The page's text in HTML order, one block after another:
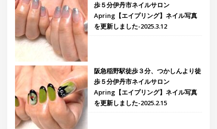
歩５分伊丹市ネイルサロン
Apring【エイプリング】ネイル写真
を更新しました-2025.3.12
阪急稲野駅徒歩３分、つかしんより徒
歩５分伊丹市ネイルサロン
Apring【エイプリング】ネイル写真
を更新しました-2025.2.15